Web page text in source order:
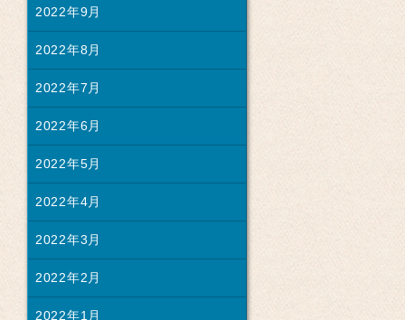
2022年9月
2022年8月
2022年7月
2022年6月
2022年5月
2022年4月
2022年3月
2022年2月
2022年1月